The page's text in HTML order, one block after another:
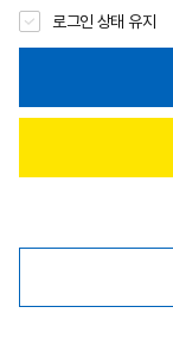
로그인 상태 유지